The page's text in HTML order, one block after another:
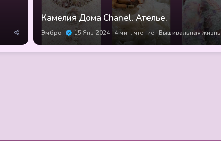
Камелия Дома Chanel. Ателье.
Эмбро 15 Янв 2024 4 мин. чтение Вышивальная жизнь